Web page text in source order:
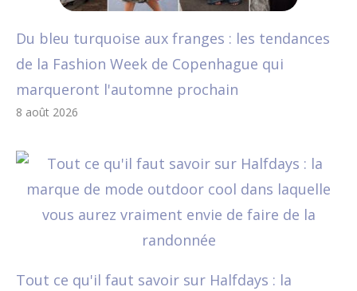
Du bleu turquoise aux franges : les tendances
de la Fashion Week de Copenhague qui
marqueront l'automne prochain
8 août 2026
Tout ce qu'il faut savoir sur Halfdays : la